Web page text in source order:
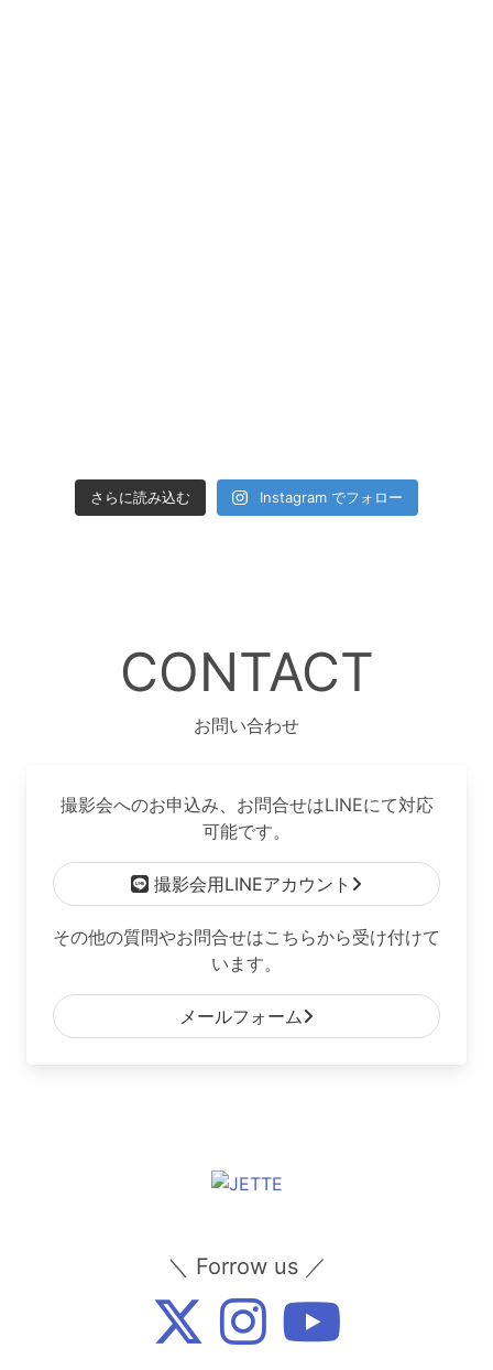
さらに読み込む Instagram でフォロー
CONTACT
お問い合わせ
撮影会へのお申込み、お問合せはLINEにて対応
可能です。
撮影会用LINEアカウント
その他の質問やお問合せはこちらから受け付けて
います。
メールフォーム
＼ Forrow us ／